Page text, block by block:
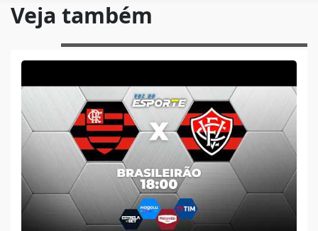
Veja também